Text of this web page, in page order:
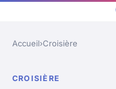
Accueil›Croisière
CROISIÈRE